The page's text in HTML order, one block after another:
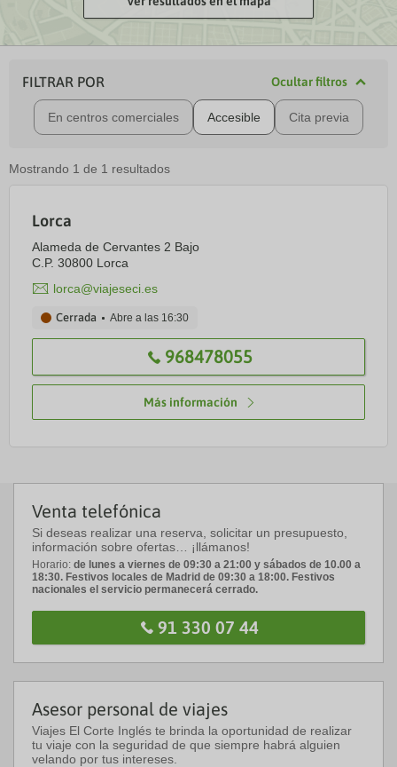
FILTRAR POR Ocultar filtros
En centros comerciales Accesible Cita previa
Mostrando 1 de 1 resultados
Lorca
Alameda de Cervantes 2 Bajo
C.P. 30800 Lorca
lorca@viajeseci.es
968478055
Cerrada Abre a las 16:30
Más información
Venta telefónica
Si deseas realizar una reserva, solicitar un presupuesto,
información sobre ofertas… ¡llámanos!
Horario: de lunes a viernes de 09:30 a 21:00 y sábados de 10.00 a
18:30. Festivos locales de Madrid de 09:30 a 18:00. Festivos
nacionales el servicio permanecerá cerrado.
91 330 07 44
Asesor personal de viajes
Viajes El Corte Inglés te brinda la oportunidad de realizar
tu viaje con la seguridad de que siempre habrá alguien
velando por tus intereses.